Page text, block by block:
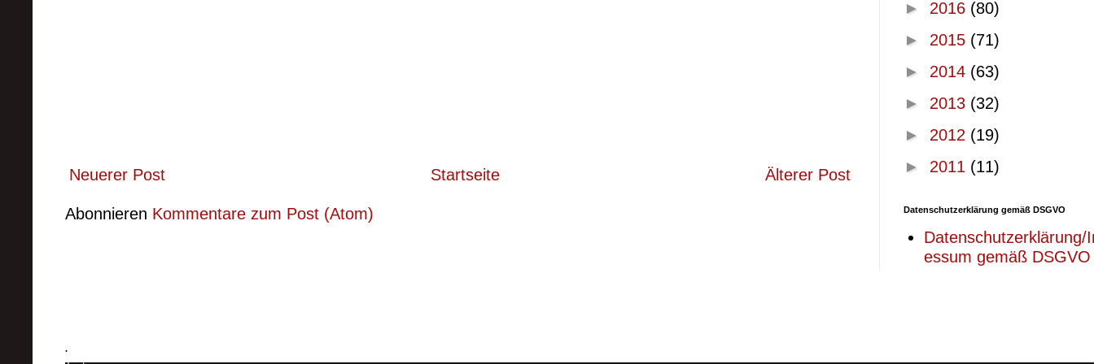
Neuerer Post Älterer Post
Startseite
Abonnieren Kommentare zum Post (Atom)
► 2016 (80)
► 2015 (71)
► 2014 (63)
► 2013 (32)
► 2012 (19)
► 2011 (11)
Datenschutzerklärung gemäß DSGVO
Datenschutzerklärung/
essum gemäß DSGVO
.